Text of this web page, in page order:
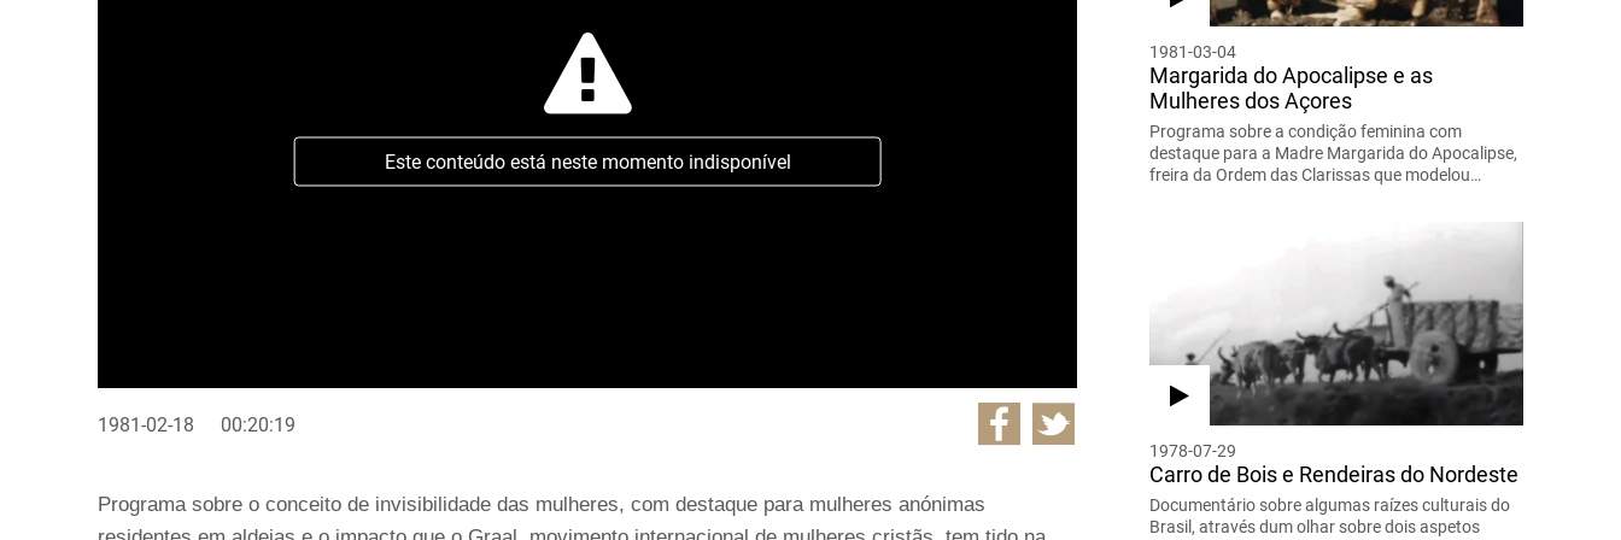
Este conteúdo está neste momento indisponível
1981-02-18 00:20:19
Programa sobre o conceito de invisibilidade das mulheres, com destaque para mulheres anónimas
1981-03-04
Margarida do Apocalipse e as
Mulheres dos Açores
Programa sobre a condição feminina com
destaque para a Madre Margarida do Apocalipse,
freira da Ordem das Clarissas que modelou…
1978-07-29
Carro de Bois e Rendeiras do Nordeste
Documentário sobre algumas raízes culturais do
Brasil, através dum olhar sobre dois aspetos